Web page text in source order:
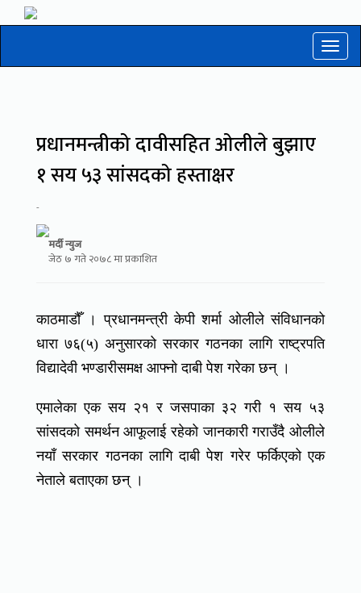
Toggle
प्रधानमन्त्रीको दावीसहित ओलीले बुझाए
१ सय ५३ सांसदको हस्ताक्षर
-
मर्दी न्युज
जेठ ७ गते २०७८ मा प्रकाशित
काठमाडौँ । प्रधानमन्त्री केपी शर्मा ओलीले संविधानको
धारा ७६(५) अनुसारको सरकार गठनका लागि राष्ट्रपति
विद्यादेवी भण्डारीसमक्ष आफ्नो दाबी पेश गरेका छन् ।
एमालेका एक सय २१ र जसपाका ३२ गरी १ सय ५३
सांसदको समर्थन आफूलाई रहेको जानकारी गराउँदै ओलीले
नयाँ सरकार गठनका लागि दाबी पेश गरेर फर्किएको एक
नेताले बताएका छन् ।